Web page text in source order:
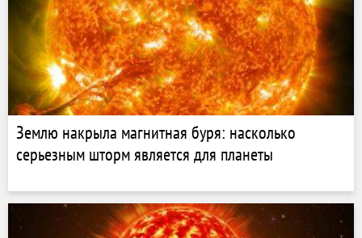
Землю накрыла магнитная буря: насколько
серьезным шторм является для планеты